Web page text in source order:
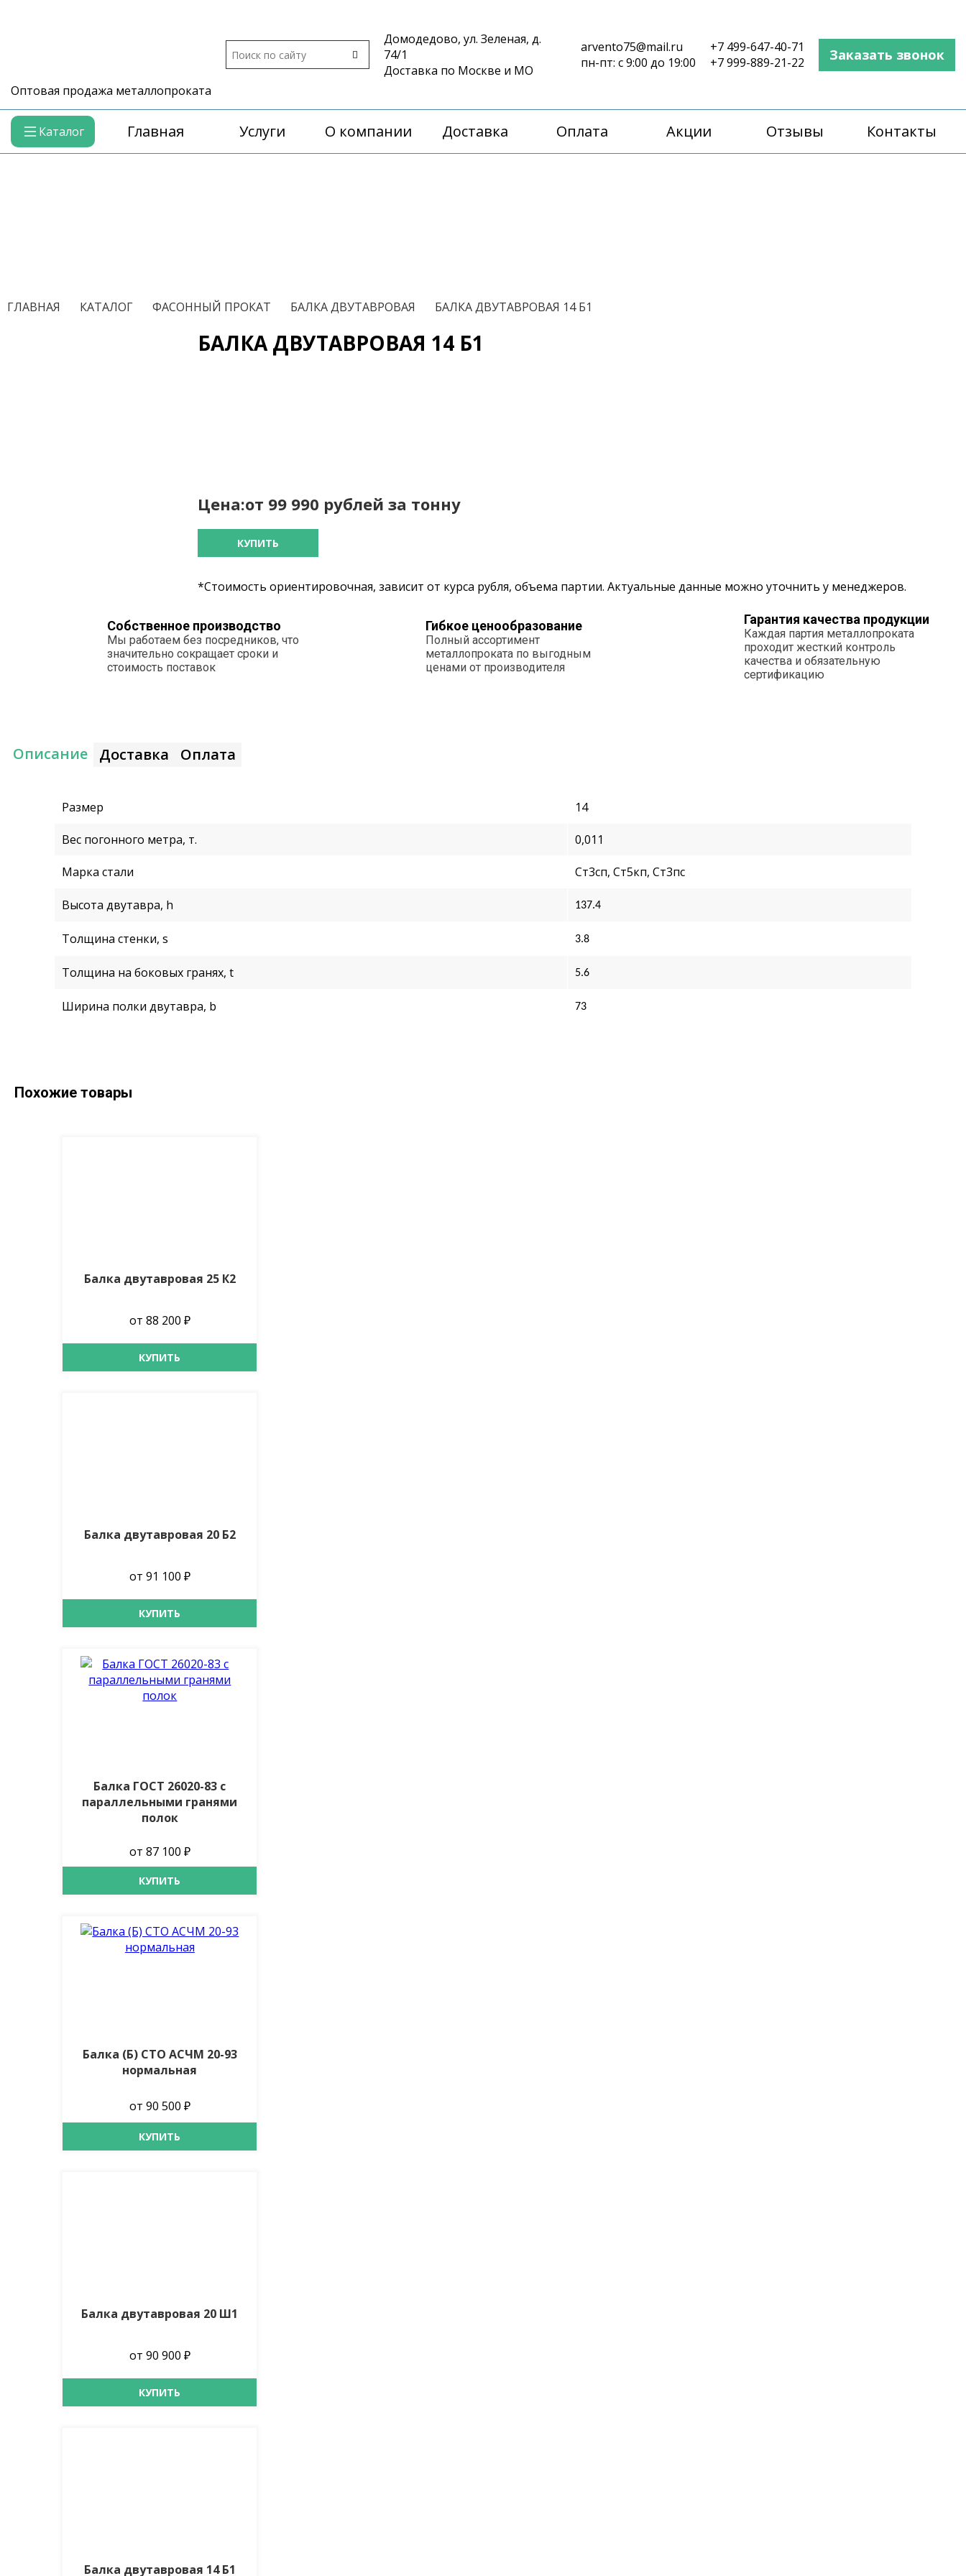
Оптовая продажа металлопроката
Домодедово, ул. Зеленая, д.
74/1
Доставка по Москве и МО
arvento75@mail.ru
пн-пт: с 9:00 до 19:00
+7 499-647-40-71
+7 999-889-21-22
Заказать звонок
Каталог Главная Услуги О компании Доставка Оплата Акции Отзывы Контакты
ГЛАВНАЯ КАТАЛОГ ФАСОННЫЙ ПРОКАТ БАЛКА ДВУТАВРОВАЯ БАЛКА ДВУТАВРОВАЯ 14 Б1
БАЛКА ДВУТАВРОВАЯ 14 Б1
Цена:от 99 990 рублей за тонну
КУПИТЬ
*Стоимость ориентировочная, зависит от курса рубля, объема партии. Актуальные данные можно уточнить у менеджеров.
Собственное производство
Мы работаем без посредников, что
значительно сокращает сроки и
стоимость поставок
Гибкое ценообразование
Полный ассортимент
металлопроката по выгодным
ценами от производителя
Гарантия качества продукции
Каждая партия металлопроката
проходит жесткий контроль
качества и обязательную
сертификацию
Описание Доставка Оплата
Размер 14
Вес погонного метра, т. 0,011
Марка стали Ст3сп, Ст5кп, Ст3пс
Высота двутавра, h 137.4
Толщина стенки, s 3.8
Толщина на боковых гранях, t 5.6
Ширина полки двутавра, b 73
Похожие товары
Балка двутавровая 25 К2
от 88 200 ₽
КУПИТЬ
Балка двутавровая 20 Б2
от 91 100 ₽
КУПИТЬ
Балка ГОСТ 26020-83 с
параллельными гранями
полок
от 87 100 ₽
КУПИТЬ
Балка (Б) СТО АСЧМ 20-93
нормальная
от 90 500 ₽
КУПИТЬ
Балка двутавровая 20 Ш1
от 90 900 ₽
КУПИТЬ
Балка двутавровая 14 Б1